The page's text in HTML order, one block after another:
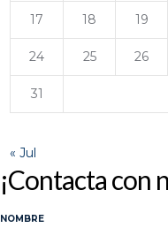
17 18 19
24 25 26
31
« Jul
¡Contacta con
NOMBRE